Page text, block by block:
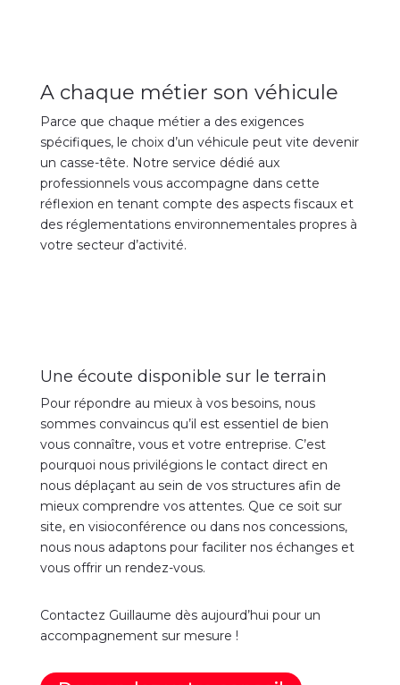
A chaque métier son véhicule
Parce que chaque métier a des exigences
spécifiques, le choix d’un véhicule peut vite devenir
un casse-tête. Notre service dédié aux
professionnels vous accompagne dans cette
réflexion en tenant compte des aspects fiscaux et
des réglementations environnementales propres à
votre secteur d’activité.
Une écoute disponible sur le terrain
Pour répondre au mieux à vos besoins, nous
sommes convaincus qu’il est essentiel de bien
vous connaître, vous et votre entreprise. C’est
pourquoi nous privilégions le contact direct en
nous déplaçant au sein de vos structures afin de
mieux comprendre vos attentes. Que ce soit sur
site, en visioconférence ou dans nos concessions,
nous nous adaptons pour faciliter nos échanges et
vous offrir un rendez-vous.
Contactez Guillaume dès aujourd’hui pour un
accompagnement sur mesure !